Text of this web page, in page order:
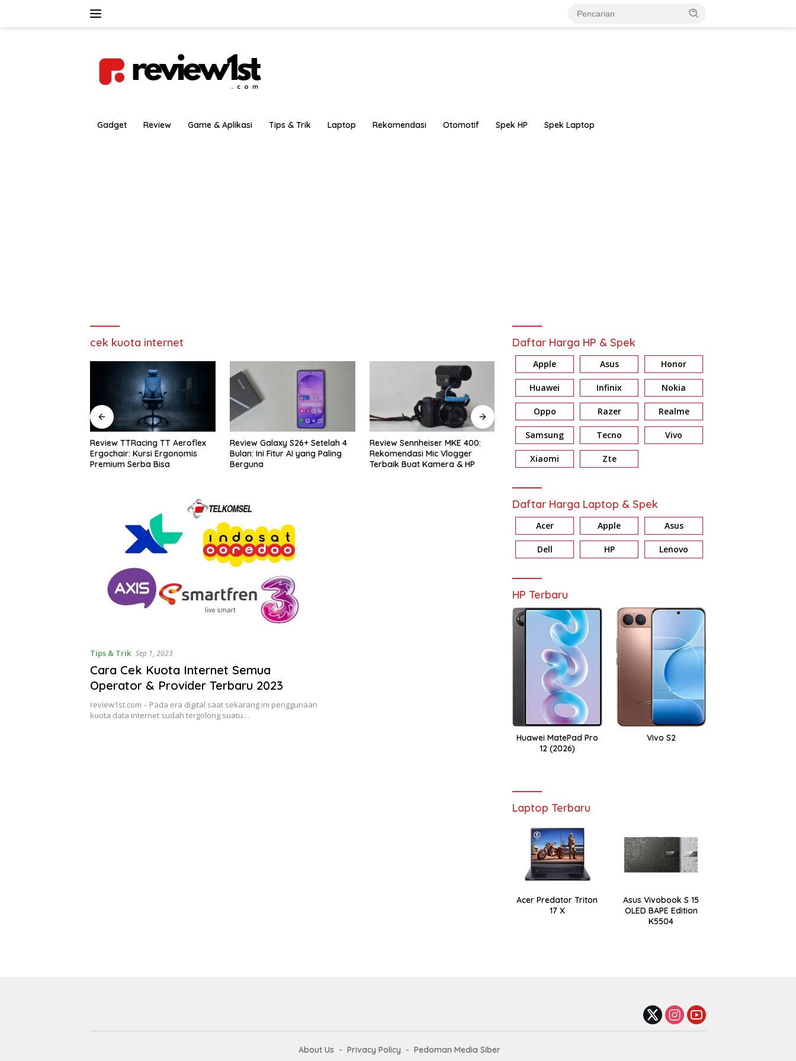
Gadget Review Game & Aplikasi Tips & Trik Laptop Rekomendasi Otomotif Spek HP Spek Laptop
cek kuota internet
TTRacing TT Aeroflex
Review Galaxy S26+ Setelah 4
Bulan: Ini Fitur AI yang Paling
Berguna
Review Sennheiser MKE 400:
Rekomendasi Mic Vlogger
Terbaik Buat Kamera & HP
Review Xiaomi Smart Band 10
Pro: Harga Sejutaan, Fiturnya
Bikin Nagih!
Review HONOR X7d: Baterai &
Memori Jumbo, Harga Masuk
Akal
Review Galaxy A37 5G:
Tips & Trik Sep 1, 2023
Cara Cek Kuota Internet Semua
Operator & Provider Terbaru 2023
review1st.com – Pada era digital saat sekarang ini penggunaan
kuota data internet sudah tergolong suatu…
Daftar Harga HP & Spek
Apple Asus Honor
Huawei Infinix Nokia
Oppo Razer Realme
Samsung Tecno Vivo
Xiaomi Zte
Daftar Harga Laptop & Spek
Acer Apple Asus
Dell HP Lenovo
HP Terbaru
Huawei MatePad Pro
12 (2026)
Vivo S2
Laptop Terbaru
Acer Predator Triton
17 X
Asus Vivobook S 15
OLED BAPE Edition
K5504
About Us Privacy Policy
Pedoman Media Siber